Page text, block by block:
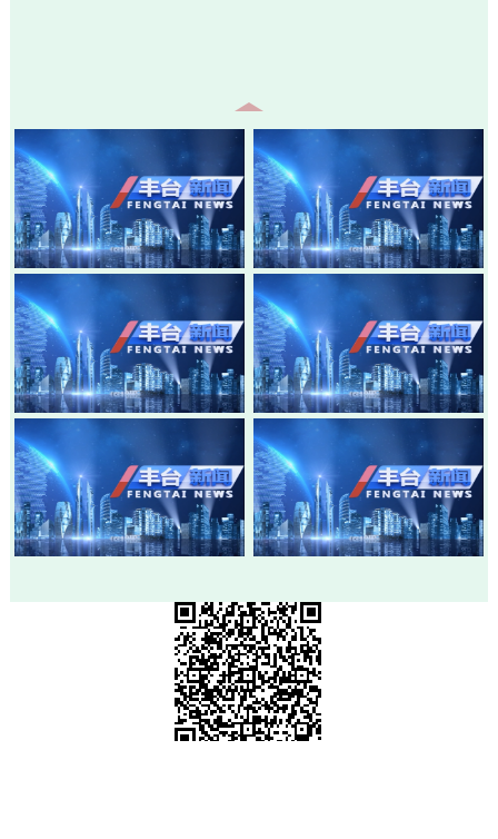
20260805-丰台新闻
20260803-丰台新闻
20260730-丰台新闻
20260728-丰台新闻